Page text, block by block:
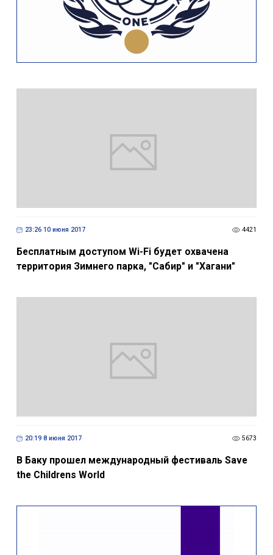
23:26 10 июня 2017 4421
Бесплатным доступом Wi-Fi будет охвачена
территория Зимнего парка, "Сабир" и "Хагани"
20:19 8 июня 2017 5673
В Баку прошел международный фестиваль Save
the Childrens World